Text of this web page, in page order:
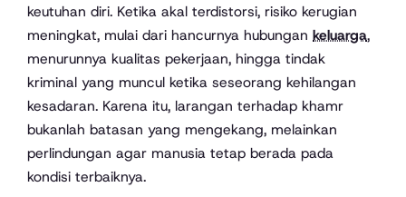
keutuhan diri. Ketika akal terdistorsi, risiko kerugian
meningkat, mulai dari hancurnya hubungan keluarga,
menurunnya kualitas pekerjaan, hingga tindak
kriminal yang muncul ketika seseorang kehilangan
kesadaran. Karena itu, larangan terhadap khamr
bukanlah batasan yang mengekang, melainkan
perlindungan agar manusia tetap berada pada
kondisi terbaiknya.